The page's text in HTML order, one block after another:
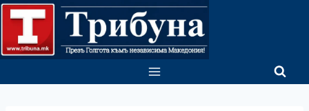
Skip
content